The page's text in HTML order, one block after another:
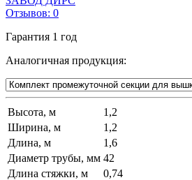
Отзывов: 0
Гарантия 1 год
Аналогичная продукция:
Высота, м
1,2
Ширина, м
1,2
Длина, м
1,6
Диаметр трубы, мм 42
Длина стяжки, м
0,74